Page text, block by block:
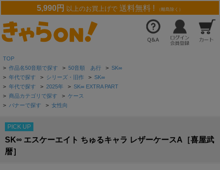
5,990円 以上のお買上げで 送料無料 ! （離島除く）
TOP
> 作品名50音順で探す > 50音順 あ行 > SK∞
> 年代で探す > シリーズ・旧作 > SK∞
> 年代で探す > 2025年 > SK∞ EXTRA PART
> 商品カテゴリで探す > ケース
> バナーで探す > 女性向
PICK UP
SK∞ エスケーエイト ちゅるキャラ レザーケースA［喜屋武
暦］